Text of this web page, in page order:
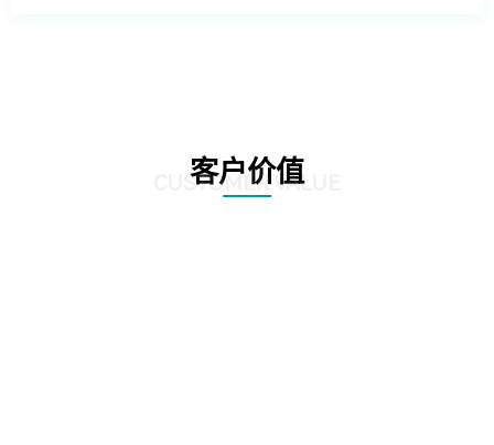
客户价值
CUSTOMER VALUE